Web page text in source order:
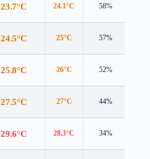
23.7°C 24.1°C 58%
24.5°C 25°C 57%
25.8°C 26°C 52%
27.5°C 27°C 44%
29.6°C 28.3°C 34%